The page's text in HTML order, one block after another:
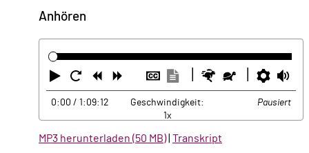
Anhören
Abspielen
Neustart
ZurückVorwärtsUntertitel
ausblenden
Transkription
anzeigen
Schneller
Langsamer
0:00 / 1:09:12
Geschwindigkeit:
1x
Pausiert
MP3 herunterladen (50 MB)| Transkript